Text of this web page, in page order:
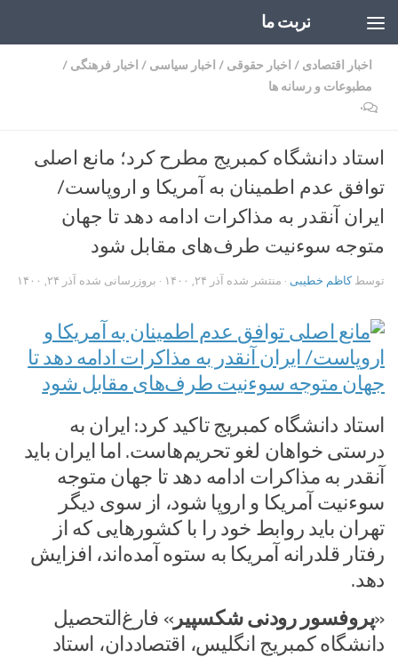
تربت ما
اخبار اقتصادی / اخبار حقوقی / اخبار سیاسی / اخبار فرهنگی /
مطبوعات و رسانه ها
۰
استاد دانشگاه کمبریج مطرح کرد؛ مانع اصلی
توافق عدم اطمینان به آمریکا و اروپاست/
ایران آنقدر به مذاکرات ادامه دهد تا جهان
متوجه سوءنیت طرف‌های مقابل شود
توسطکاظم خطیبی · منتشر شده آذر ۲۴, ۱۴۰۰ · بروزرسانی شده آذر ۲۴, ۱۴۰۰
استاد دانشگاه کمبریج تاکید کرد: ایران به
درستی خواهان لغو تحریم‌هاست. اما ایران باید
آنقدر به مذاکرات ادامه دهد تا جهان متوجه
سوءنیت آمریکا و اروپا شود، از سوی دیگر
تهران باید روابط خود را با کشورهایی که از
رفتار قلدرانه آمریکا به ستوه آمده‌اند، افزایش
دهد.
«پروفسور رودنی شکسپیر » فارغ‌التحصیل
دانشگاه کمبریج انگلیس، اقتصاددان، استاد